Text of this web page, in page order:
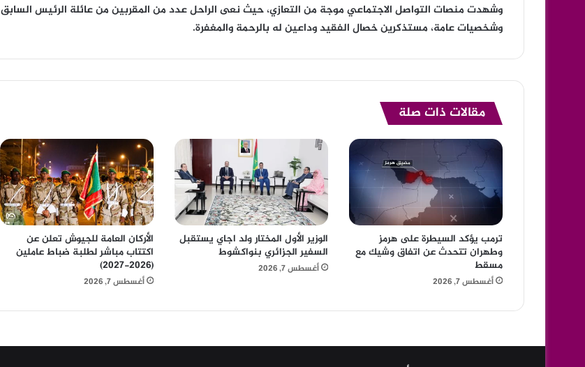
وشهدت منصات التواصل الاجتماعي موجة من التعازي، حيث نعى الراحل عدد من المقربين من عائلة الرئيس السابق
وشخصيات عامة، مستذكرين خصال الفقيد وداعين له بالرحمة والمغفرة.
مقالات ذات صلة
ترمب يؤكد السيطرة على هرمز
وطهران تتحدث عن اتفاق وشيك مع
مسقط
أغسطس 7, 2026
الوزير الأول المختار ولد اجاي يستقبل
السفير الجزائري بنواكشوط
أغسطس 7, 2026
الأركان العامة للجيوش تعلن عن
اكتتاب مباشر لطلبة ضباط عاملين
(2026-2027)
أغسطس 7, 2026